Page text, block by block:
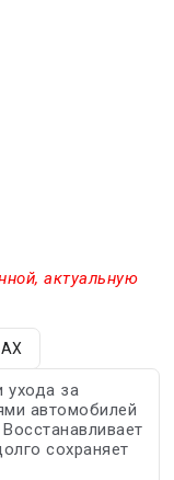
актуальную
ухода за
автомобилей
сохраняет